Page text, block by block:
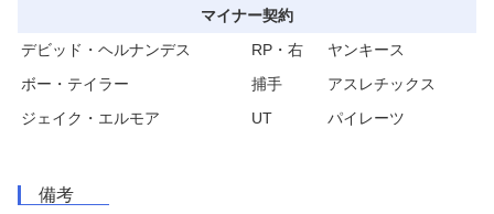
マイナー契約
デビッド・ヘルナンデス
RP・右
ヤンキース
ボー・テイラー
捕手
アスレチックス
ジェイク・エルモア
UT パイレーツ
備考